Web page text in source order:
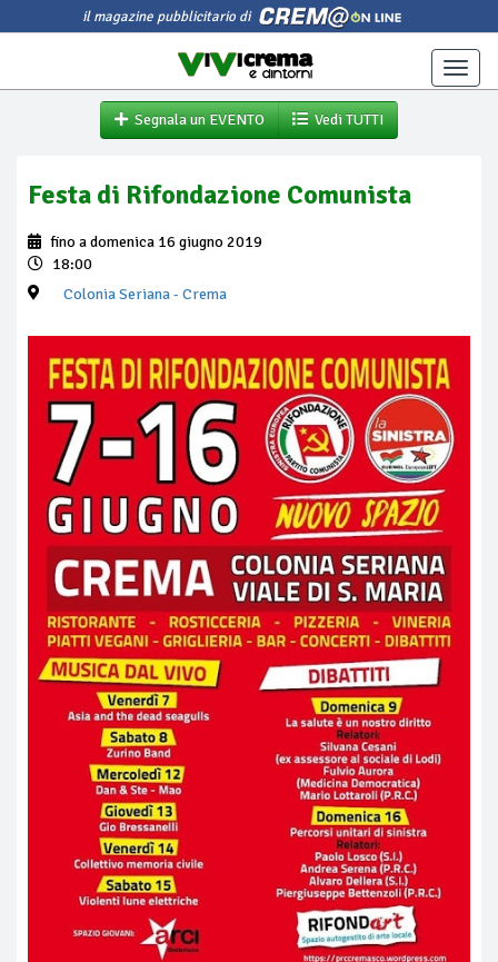
il magazine pubblicitario di
Toggle
Segnala un EVENTO
Vedi TUTTI
Festa di Rifondazione Comunista
fino a domenica 16 giugno 2019
18:00
Colonia Seriana- Crema